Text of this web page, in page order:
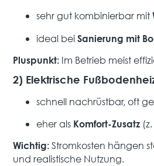
sehr gut kombinierbar mit
ideal beiSanierung mit
Pluspunkt: Im Betrieb meist
2) Elektrische
schnell nachrüstbar, oft
eher als Komfort-Zusatz
Wichtig: Stromkosten hängen
und realistische Nutzung.